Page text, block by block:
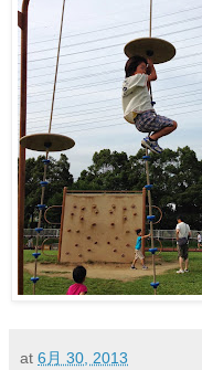
at 6月 30, 2013